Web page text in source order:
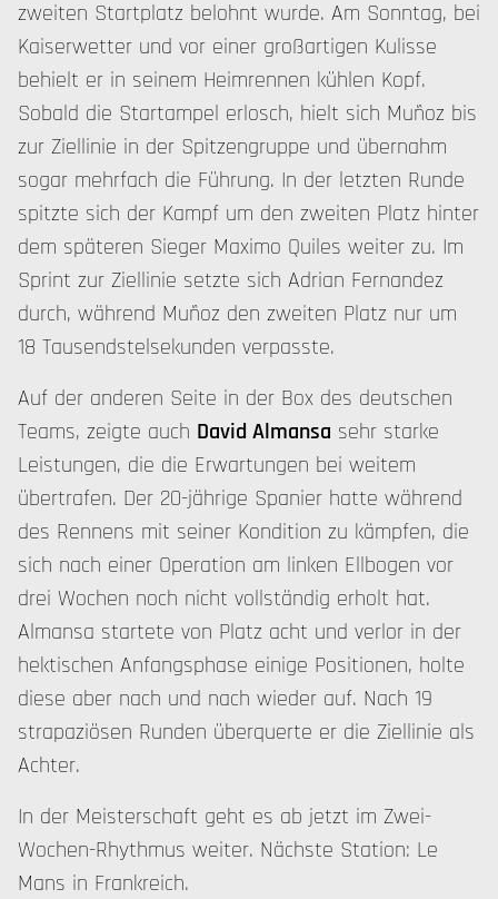
zweiten Startplatz belohnt wurde. Am Sonntag, bei
Kaiserwetter und vor einer großartigen Kulisse
behielt er in seinem Heimrennen kühlen Kopf.
Sobald die Startampel erlosch, hielt sich Muñoz bis
zur Ziellinie in der Spitzengruppe und übernahm
sogar mehrfach die Führung. In der letzten Runde
spitzte sich der Kampf um den zweiten Platz hinter
dem späteren Sieger Maximo Quiles weiter zu. Im
Sprint zur Ziellinie setzte sich Adrian Fernandez
durch, während Muñoz den zweiten Platz nur um
18 Tausendstelsekunden verpasste.
Auf der anderen Seite in der Box des deutschen
Teams, zeigte auch David Almansa sehr starke
Leistungen, die die Erwartungen bei weitem
übertrafen. Der 20-jährige Spanier hatte während
des Rennens mit seiner Kondition zu kämpfen, die
sich nach einer Operation am linken Ellbogen vor
drei Wochen noch nicht vollständig erholt hat.
Almansa startete von Platz acht und verlor in der
hektischen Anfangsphase einige Positionen, holte
diese aber nach und nach wieder auf. Nach 19
strapaziösen Runden überquerte er die Ziellinie als
Achter.
In der Meisterschaft geht es ab jetzt im Zwei-
Wochen-Rhythmus weiter. Nächste Station: Le
Mans in Frankreich.